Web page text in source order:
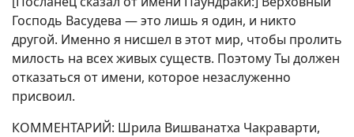
Господь Васудева — это лишь я один, и никто
другой. Именно я нисшел в этот мир, чтобы пролить
милость на всех живых существ. Поэтому Ты должен
отказаться от имени, которое незаслуженно
присвоил.
КОММЕНТАРИЙ: Шрила Вишванатха Чакраварти,